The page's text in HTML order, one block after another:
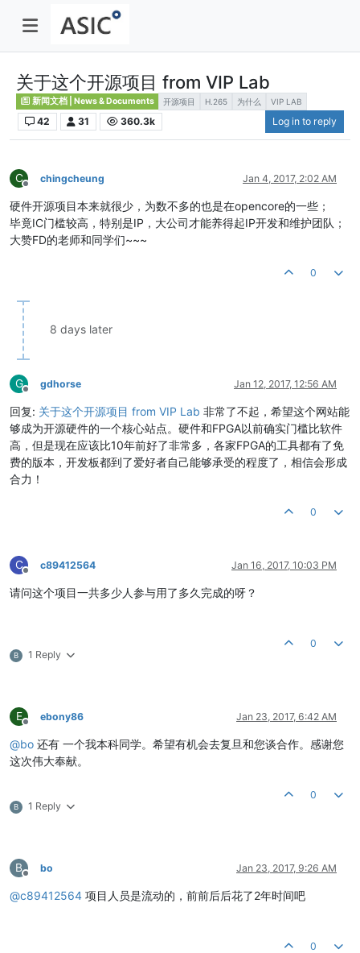
关于这个开源项目 from VIP Lab
新闻文档 | News & Documents 开源项目 H.265 为什么 VIP LAB
42 31 360.3k Log in to reply
C
Offline
chingcheung Jan 4, 2017, 2:02 AM
硬件开源项目本来就很少，为数不多的也是在opencore的一些；
毕竟IC门槛较高，特别是IP，大公司才能养得起IP开发和维护团队；
大赞FD的老师和同学们~~~
0
8 days later
G
Offline
gdhorse Jan 12, 2017, 12:56 AM
回复: 关于这个开源项目 from VIP Lab 非常了不起，希望这个网站能
够成为开源硬件的一个核心站点。硬件和FPGA以前确实门槛比软件
高，但是现在应该比10年前好了非常多，各家FPGA的工具都有了免
费的版本，开发板都到了爱好者自己能够承受的程度了，相信会形成
合力！
0
C
Offline
c89412564 Jan 16, 2017, 10:03 PM
请问这个项目一共多少人参与用了多久完成的呀？
B 1 Reply
0
E
Offline
ebony86 Jan 23, 2017, 6:42 AM
@bo 还有 一个我本科同学。希望有机会去复旦和您谈合作。感谢您
这次伟大奉献。
B 1 Reply
0
B
Offline
bo Jan 23, 2017, 9:26 AM
@c89412564 项目人员是流动的，前前后后花了2年时间吧
0